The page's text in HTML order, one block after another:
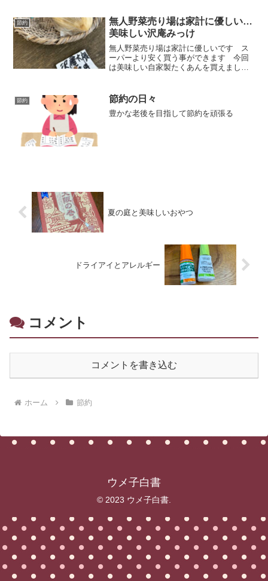
節約
無人野菜売り場は家計に優しい…
美味しい沢庵みっけ
無人野菜売り場は家計に優しいです ス
ーパーより安く買う事ができます 今回
は美味しい自家製たくあんを買えました
節約 節約の日々
豊かな老後を目指して節約を頑張る
夏の庭と美味しいおやつ
ドライアイとアレルギー
コメント
コメントを書き込む
ホーム 節約
ウメ子白書
© 2023 ウメ子白書.